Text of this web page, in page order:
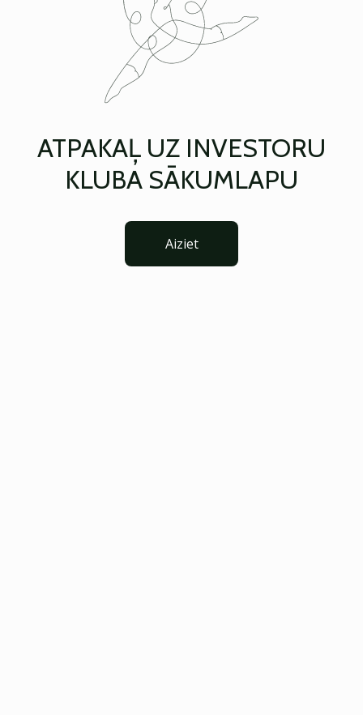
ATPAKAĻ UZ INVESTORU
KLUBA SĀKUMLAPU
Aiziet